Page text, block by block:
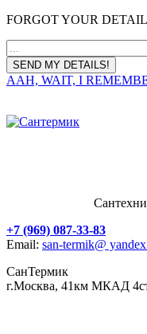
FORGOT YOUR
AAH, WAIT, I
+7 (969) 087-33-83
Email: san-termik@
СанТермик
г.Москва, 41км МКАД